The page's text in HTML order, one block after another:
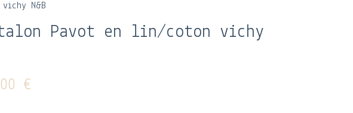
N&B
Pavot en lin/coton vichy
€